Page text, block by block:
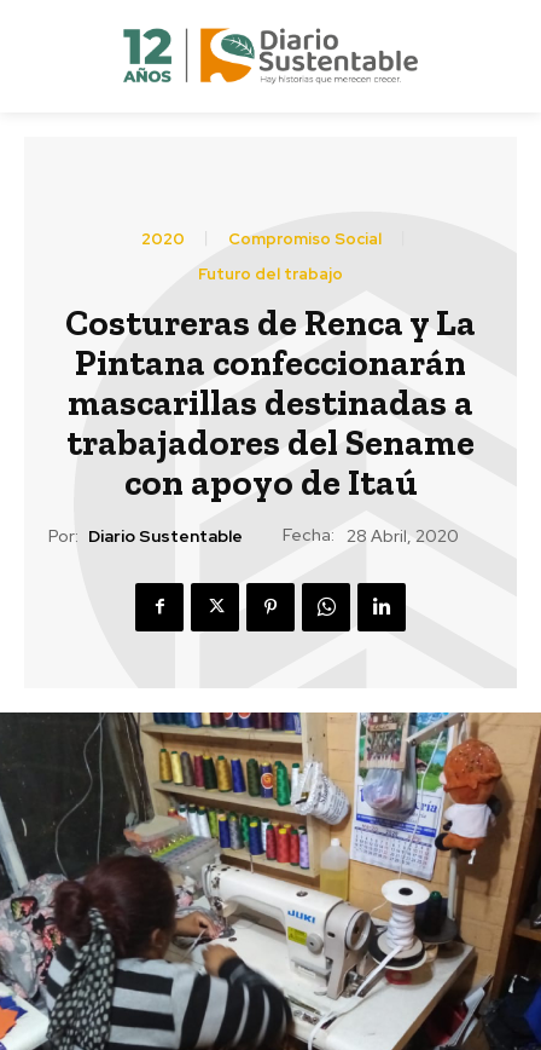
2020
Compromiso Social
Futuro del trabajo
Costureras de Renca y La
Pintana confeccionarán
mascarillas destinadas a
trabajadores del Sename
con apoyo de Itaú
Por: Diario Sustentable Fecha: 28 Abril, 2020